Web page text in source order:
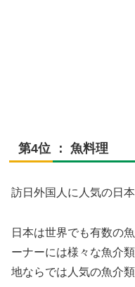
第4位 ： 魚料理
訪日外国人に人気の日
日本は世界でも有数の
ーナーには様々な魚介
地ならでは人気の魚介